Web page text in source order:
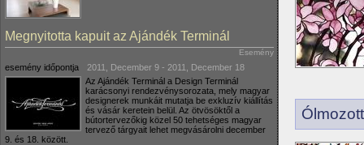
Megnyitotta kapuit az Ajándék Terminál
Esemény
esemény időpontja 2011, December 9 - 2011, December 18
Az Ajándék Terminál a Design Terminál
karácsonyi rendezvénysorozata, mely magyar
designerek munkáit mutatja be exkluzív kiállítás
és vásár keretein belül. Az ötvösöktől a
bútortervezőkig közel 50 tehetséges magyar
tervező tárgyait lehet megvásárolni december
9. és 18. között.